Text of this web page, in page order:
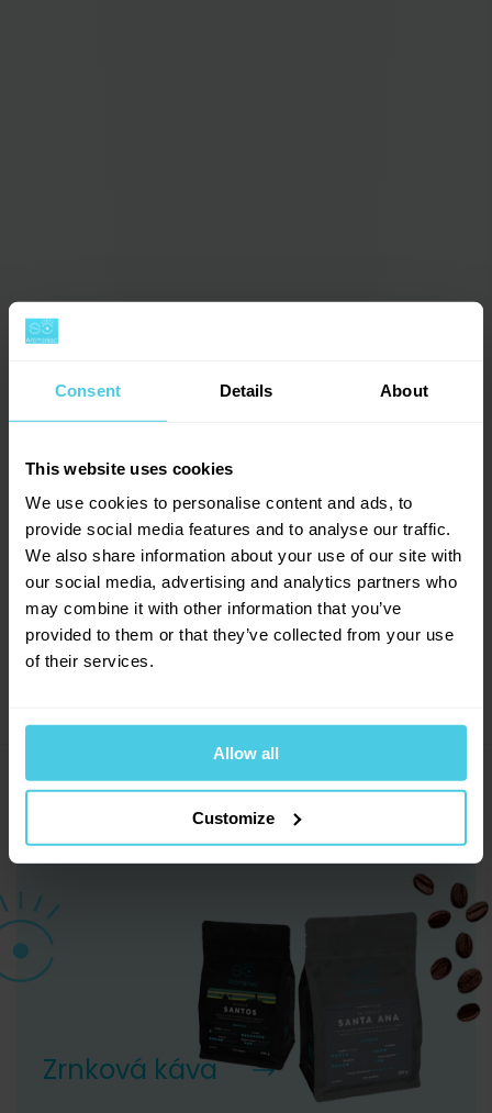
Consent Details About
This website uses cookies
We use cookies to personalise content and ads, to
provide social media features and to analyse our traffic.
We also share information about your use of our site with
our social media, advertising and analytics partners who
may combine it with other information that you’ve
provided to them or that they’ve collected from your use
of their services.
Allow all
Customize
Čerstvě pražená káva Aromaniac
Zrnková káva
Sleva 10 % na kávu
Aromaniac? Stačí vyplnit vaši e-mailovou adresu
a obratem vám zašleme slevový kupon... Navíc
novinkách na našem e-shopu!